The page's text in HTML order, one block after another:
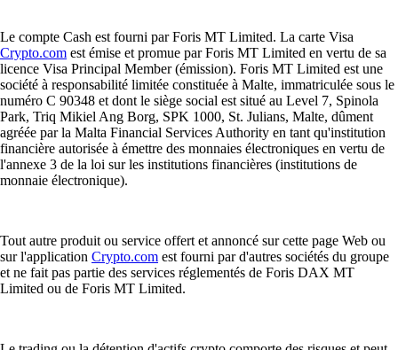
Le compte Cash est fourni par Foris MT Limited. La carte Visa
Crypto.com est émise et promue par Foris MT Limited en vertu de sa
licence Visa Principal Member (émission). Foris MT Limited est une
société à responsabilité limitée constituée à Malte, immatriculée sous le
numéro C 90348 et dont le siège social est situé au Level 7, Spinola
Park, Triq Mikiel Ang Borg, SPK 1000, St. Julians, Malte, dûment
agréée par la Malta Financial Services Authority en tant qu'institution
financière autorisée à émettre des monnaies électroniques en vertu de
l'annexe 3 de la loi sur les institutions financières (institutions de
monnaie électronique).
Tout autre produit ou service offert et annoncé sur cette page Web ou
sur l'application Crypto.com est fourni par d'autres sociétés du groupe
et ne fait pas partie des services réglementés de Foris DAX MT
Limited ou de Foris MT Limited.